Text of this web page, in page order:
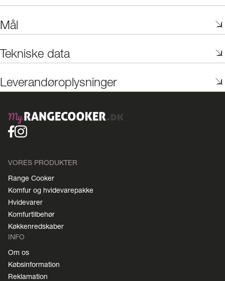
Mål
Tekniske data
Leverandøroplysninger
VORES PRODUKTER
Range Cooker
Komfur og hvidevarepakke
Hvidevarer
Komfurtilbehør
Køkkenredskaber
INFO
Om os
Købsinformation
Reklamation